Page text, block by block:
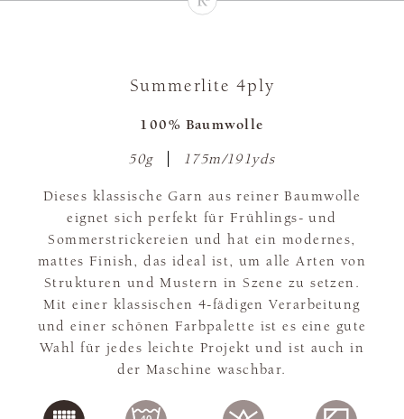
Summerlite 4ply
100% Baumwolle
50g 175m/191yds
Dieses klassische Garn aus reiner Baumwolle
eignet sich perfekt für Frühlings- und
Sommerstrickereien und hat ein modernes,
mattes Finish, das ideal ist, um alle Arten von
Strukturen und Mustern in Szene zu setzen.
Mit einer klassischen 4-fädigen Verarbeitung
und einer schönen Farbpalette ist es eine gute
Wahl für jedes leichte Projekt und ist auch in
der Maschine waschbar.